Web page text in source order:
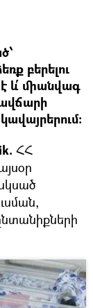
բերելու
և՛ միանվագ
ՀՀ